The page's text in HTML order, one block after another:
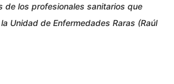
de los profesionales sanitarios que
Unidad de Enfermedades Raras (Raúl